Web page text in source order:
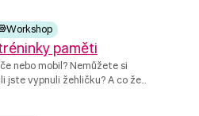
Workshop
paměti
nebo mobil? Nemůžete si
jste vypnuli žehličku? A co že...